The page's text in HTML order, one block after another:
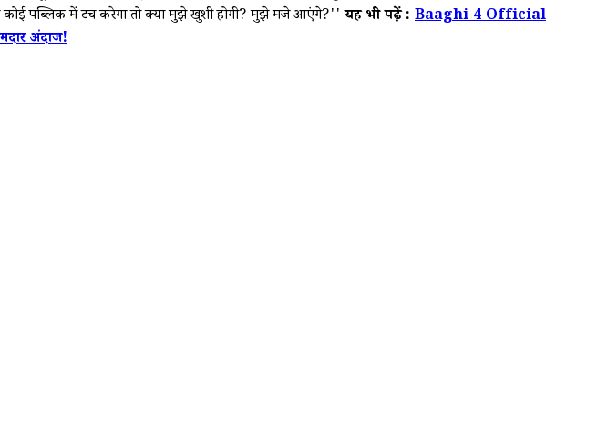
कोई पब्लिक में टच करेगा तो क्या मुझे खुशी होगी? मुझे मजे आएंगे?''यह भी पढ़ें : Baaghi 4 Official
अंदाज!